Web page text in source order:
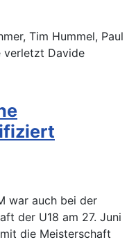
Tim Hummel, Paul
verletzt Davide
war auch bei der
der U18 am 27. Juni
die Meisterschaft